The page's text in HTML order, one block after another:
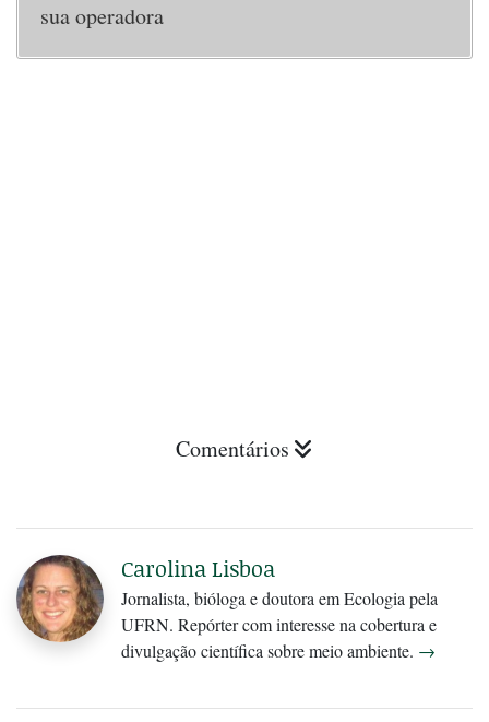
sua operadora
Comentários
Carolina Lisboa
Jornalista, bióloga e doutora em Ecologia pela
UFRN. Repórter com interesse na cobertura e
divulgação científica sobre meio ambiente. →